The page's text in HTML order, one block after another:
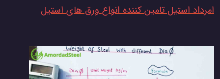
امرداد استیل تامین کننده انواع ورق های استیل